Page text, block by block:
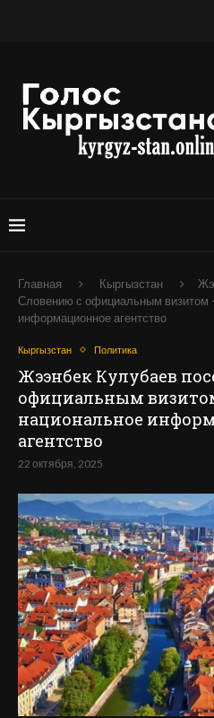
Главная Кыргызстан
Словению с официальным визитом
информационное агентство
Кыргызстан Политика
Жээнбек Кулубаев
официальным
национальное
агентство
22 октября, 2025